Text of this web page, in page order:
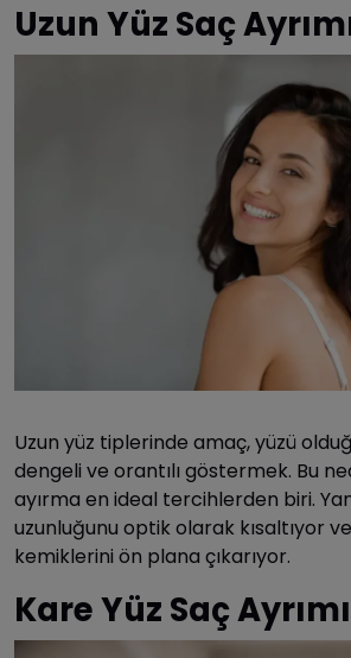
Uzun Yüz Saç
Uzun yüz tiplerinde amaç, yüzü
dengeli ve orantılı göstermek. Bu
ayırma en ideal tercihlerden biri.
uzunluğunu optik olarak kısaltıyor
kemiklerini ön plana çıkarıyor.
Kare Yüz Saç Ayrımı